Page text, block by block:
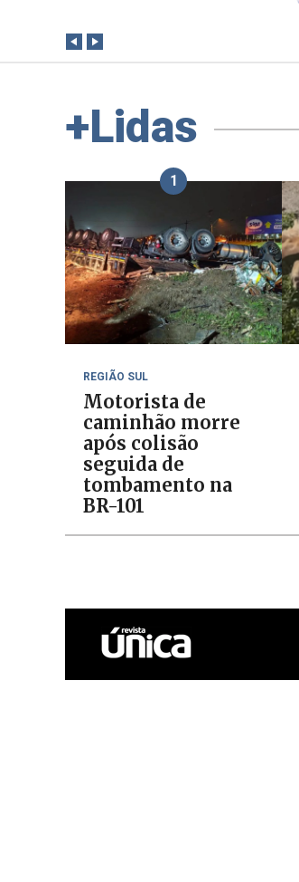
+Lidas
1
REGIÃO SUL
Motorista de
caminhão morre
após colisão
seguida de
tombamento na
BR-101